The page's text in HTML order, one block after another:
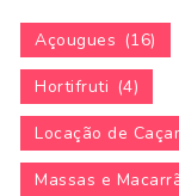
Açougues (16)
Hortifruti (4)
Locação de
Massas e